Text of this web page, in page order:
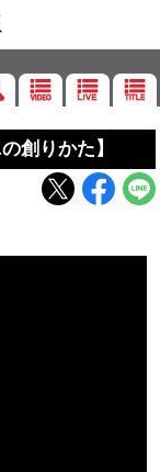
創りかた】